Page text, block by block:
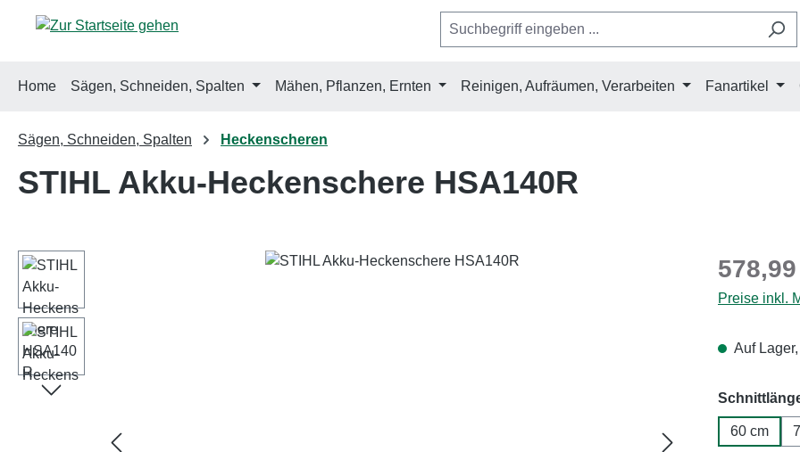
Hauptinhalt springen
Zur Suche springen
Zur Hauptnavigation springen
Home Sägen, Schneiden, Spalten Mähen, Pflanzen, Ernten Reinigen, Aufräumen, Verarbeiten Fanartikel
Sägen, Schneiden, Spalten Heckenscheren
STIHL Akku-Heckenschere HSA140R
Regulärer
Preise inkl.
Auf
60 cm